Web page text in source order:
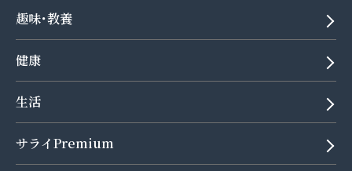
趣味･教養
健康
生活
サライPremium